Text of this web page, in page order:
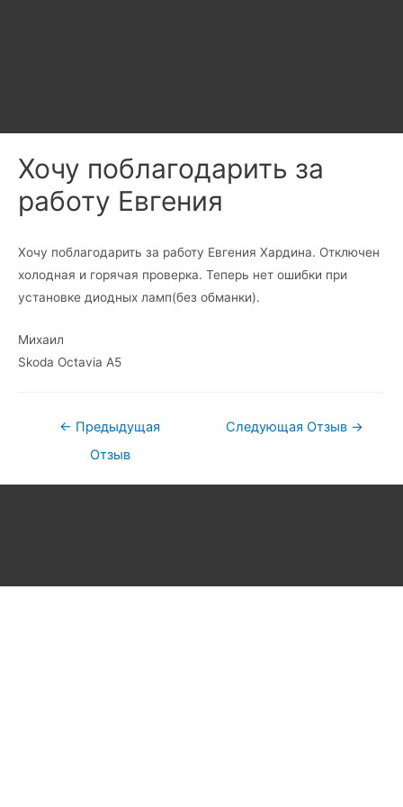
Хочу поблагодарить за
работу Евгения
Хочу поблагодарить за работу Евгения Хардина. Отключен
холодная и горячая проверка. Теперь нет ошибки при
установке диодных ламп(без обманки).
Михаил
Skoda Octavia A5
← Предыдущая
Отзыв
Следующая Отзыв →